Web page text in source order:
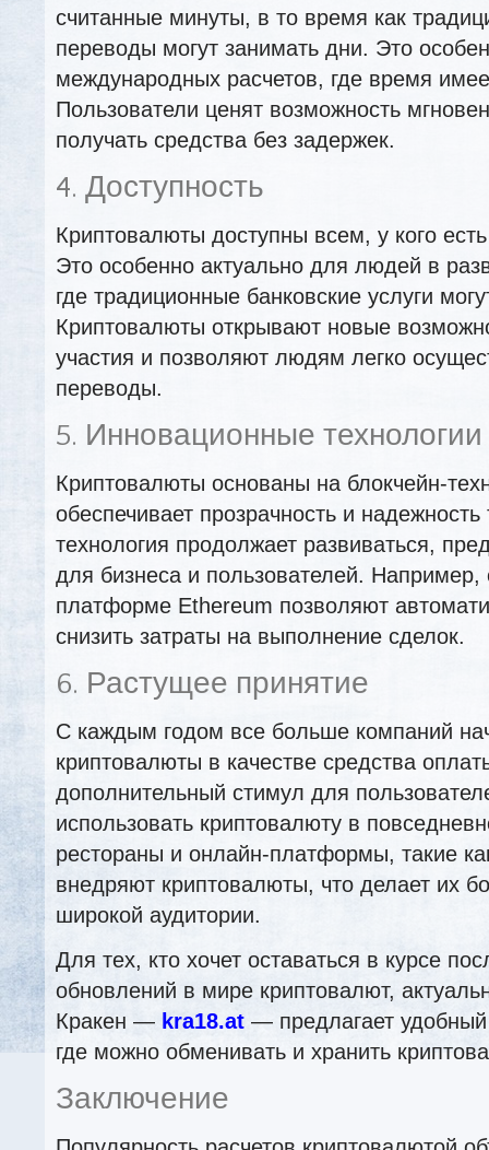
считанные минуты, в то время как
переводы могут занимать дни. Это
международных расчетов, где время
Пользователи ценят возможность
получать средства без задержек.
4. Доступность
Криптовалюты доступны всем, у кого есть
Это особенно актуально для людей в
где традиционные банковские услуги
Криптовалюты открывают новые
участия и позволяют людям легко
переводы.
5. Инновационные технологии
Криптовалюты основаны на блокчейн-
обеспечивает прозрачность и
технология продолжает развиваться,
для бизнеса и пользователей. Например,
платформе Ethereum позволяют
снизить затраты на выполнение сделок.
6. Растущее принятие
С каждым годом все больше компаний
криптовалюты в качестве средства
дополнительный стимул для
использовать криптовалюту в
рестораны и онлайн-платформы, такие
внедряют криптовалюты, что делает их
широкой аудитории.
Для тех, кто хочет оставаться в курсе
обновлений в мире криптовалют,
Кракен — kra18.at — предлагает
где можно обменивать и хранить
Заключение